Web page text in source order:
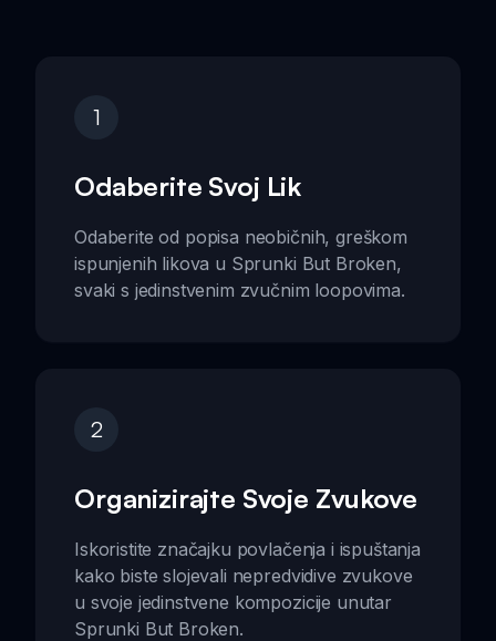
1
Odaberite Svoj Lik
Odaberite od popisa neobičnih, greškom
ispunjenih likova u Sprunki But Broken,
svaki s jedinstvenim zvučnim loopovima.
2
Organizirajte Svoje Zvukove
Iskoristite značajku povlačenja i ispuštanja
kako biste slojevali nepredvidive zvukove
u svoje jedinstvene kompozicije unutar
Sprunki But Broken.